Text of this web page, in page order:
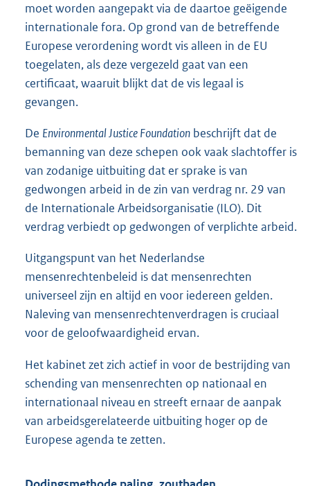
moet worden aangepakt via de daartoe geëigende
internationale fora. Op grond van de betreffende
Europese verordening wordt vis alleen in de EU
toegelaten, als deze vergezeld gaat van een
certificaat, waaruit blijkt dat de vis legaal is
gevangen.
De Environmental Justice Foundation beschrijft dat de
bemanning van deze schepen ook vaak slachtoffer is
van zodanige uitbuiting dat er sprake is van
gedwongen arbeid in de zin van verdrag nr. 29 van
de Internationale Arbeidsorganisatie (ILO). Dit
verdrag verbiedt op gedwongen of verplichte arbeid.
Uitgangspunt van het Nederlandse
mensenrechtenbeleid is dat mensenrechten
universeel zijn en altijd en voor iedereen gelden.
Naleving van mensenrechtenverdragen is cruciaal
voor de geloofwaardigheid ervan.
Het kabinet zet zich actief in voor de bestrijding van
schending van mensenrechten op nationaal en
internationaal niveau en streeft ernaar de aanpak
van arbeidsgerelateerde uitbuiting hoger op de
Europese agenda te zetten.